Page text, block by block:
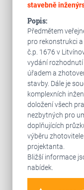
stavebně
Popis:
Předmětem
pro rekonstrukci
č.p. 1676 v
vydání
úřadem a
stavby. Dále je
komplexních
doložení všech
nezbytných pro
doplňujících
výběru
projektanta.
Bližší informace
nabídek.